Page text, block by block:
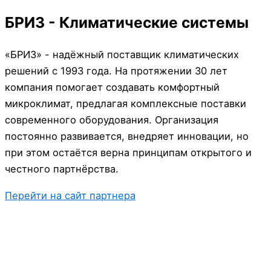
БРИЗ - Климатические системы
«БРИЗ» - надёжный поставщик климатических
решений с 1993 года. На протяжении 30 лет
компания помогает создавать комфортный
микроклимат, предлагая комплексные поставки
современного оборудования. Организация
постоянно развивается, внедряет инновации, но
при этом остаётся верна принципам открытого и
честного партнёрства.
Перейти на сайт партнера